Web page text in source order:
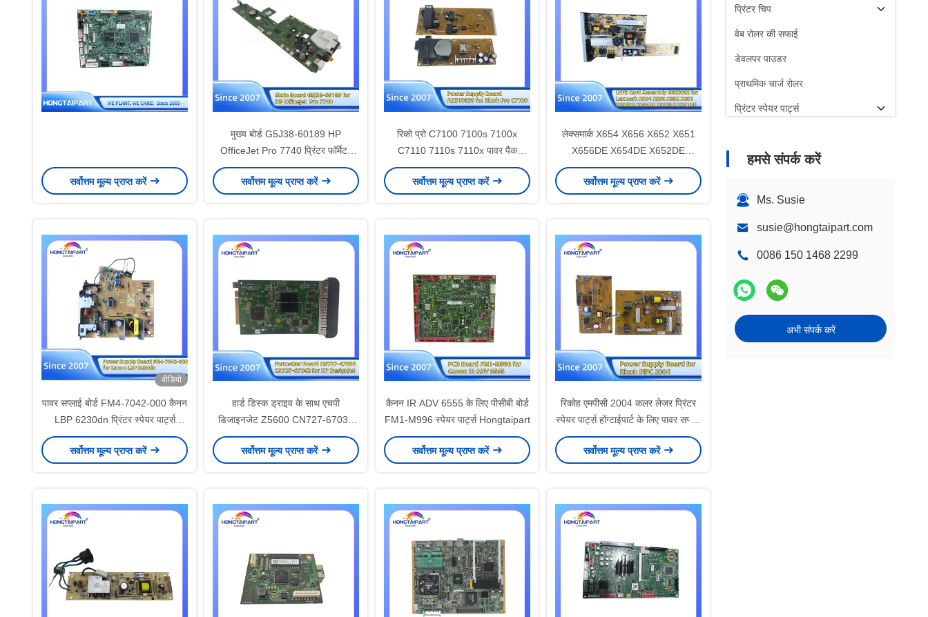
प्रिंटर चिप
वेब रोलर की सफाई
डेवलपर पाउडर
प्राथमिक चार्ज रोलर
प्रिंटर स्पेयर पार्ट्स
हमसे संपर्क करें
Ms. Susie
susie@hongtaipart.com
0086 150 1468 2299
अभी संपर्क करें
सर्वोत्तम मूल्य प्राप्त करें
मुख्य बोर्ड G5J38-60189 HP
OfficeJet Pro 7740 प्रिंटर फॉर्मेटर
लॉजिक बोर्ड स्पेयर पार्ट्स कार्यालय आपूर्ति
के लिए
सर्वोत्तम मूल्य प्राप्त करें
रिको प्रो C7100 7100s 7100x
C7110 7110s 7110x पावर पैक
ट्रांसफर AZ31-0039 प्रिंटर स्पेयर
पार्ट्स होंगटाइपार्ट 220V के लिए पावर
सर्वोत्तम मूल्य प्राप्त करें
लेक्समार्क X654 X656 X652 X651
X656DE X654DE X652DE
X651DE प्रिंटर लो वोल्टेज पावर सप्लाई
के लिए LVPS कार्ड असेंबली 40X2062
सर्वोत्तम मूल्य प्राप्त करें
वीडियो
पावर सप्लाई बोर्ड FM4-7042-000 कैनन
LBP 6230dn प्रिंटर स्पेयर पार्ट्स
होंगताईपार्ट के लिए
सर्वोत्तम मूल्य प्राप्त करें
हार्ड डिस्क ड्राइव के साथ एचपी
डिजाइनजेट Z5600 CN727-67035
CN727-67042 के लिए स्वरूपण बोर्ड
HDD मुख्य बोर्ड स्पेयर पार्ट्स
सर्वोत्तम मूल्य प्राप्त करें
कैनन IR ADV 6555 के लिए पीसीबी बोर्ड
FM1-M996 स्पेयर पार्ट्स Hongtaipart
सर्वोत्तम मूल्य प्राप्त करें
रिकोह एमपीसी 2004 कलर लेजर प्रिंटर
स्पेयर पार्ट्स होंग्टाईपार्ट के लिए पावर सप्लाई
बोर्ड
सर्वोत्तम मूल्य प्राप्त करें